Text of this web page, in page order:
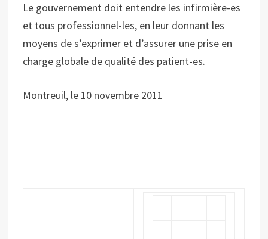
Le gouvernement doit entendre les infirmière-es
et tous professionnel-les, en leur donnant les
moyens de s’exprimer et d’assurer une prise en
charge globale de qualité des patient-es.
Montreuil, le 10 novembre 2011